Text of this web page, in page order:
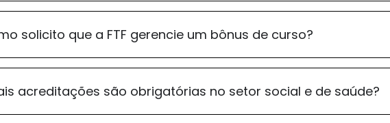
solicito que a FTF gerencie um bônus de curso?
acreditações são obrigatórias no setor social e de saúde?